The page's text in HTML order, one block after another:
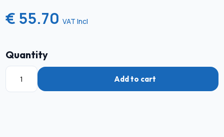
€ 55.70VAT Incl
Quantity
Add to cart